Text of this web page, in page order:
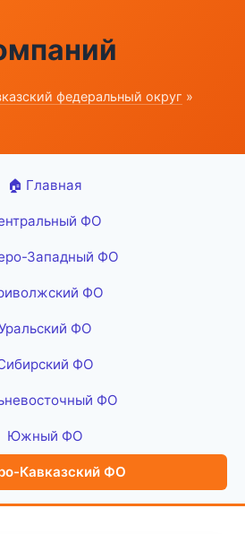
федеральный округ »
🏠 Главная
ФО
Западный ФО
ФО
ФО
ФО
ФО
Южный ФО
Кавказский ФО